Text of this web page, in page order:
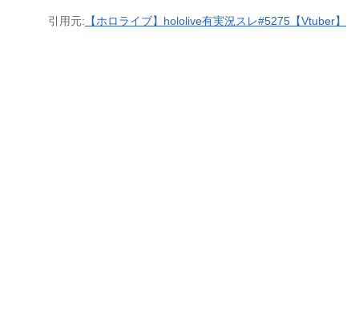
引用元: 【ホロライブ】hololive有実況スレ#5275【Vtuber】